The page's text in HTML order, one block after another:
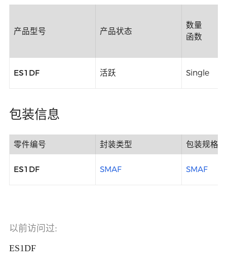
产品型号 产品状态
数量
函数
ES1DF 活跃 Single
包装信息
零件编号 封装类型 包装规格
ES1DF SMAF SMAF
以前访问过:
ES1DF